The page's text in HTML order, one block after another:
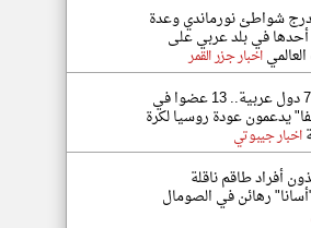
شواطئ نورماندي وعدة
في بلد عربي على
اخبار جزر القمر
بينهم ممثلو 7 دول عربية.. 13 عضوا في
يدعمون عودة روسيا لكرة
اخبار جيبوتي
أفراد طاقم ناقلة
رهائن في الصومال